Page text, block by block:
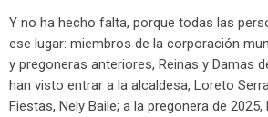
Y no ha hecho falta, porque todas las
ese lugar: miembros de la corporación
y pregoneras anteriores, Reinas y Damas
han visto entrar a la alcaldesa, Loreto
Fiestas, Nely Baile; a la pregonera de 2025,